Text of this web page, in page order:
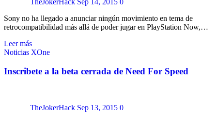
TheJokerHack Sep 14, 2015 0
Sony no ha llegado a anunciar ningún movimiento en tema de
retrocompatibilidad más allá de poder jugar en PlayStation Now,…
Leer más
Noticias XOne
Inscribete a la beta cerrada de Need For Speed
TheJokerHack Sep 13, 2015 0